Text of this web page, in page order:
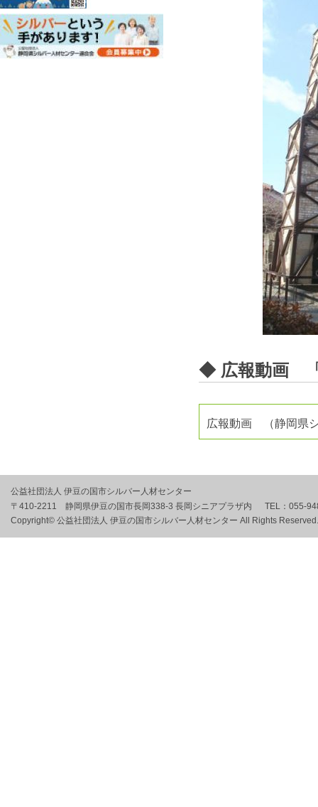
◆ 広報動画
広報動画 （静岡県
公益社団法人 伊豆の国市シルバー人材センター
〒410-2211 静岡県伊豆の国市長岡338-3 長岡シニアプラザ内
TEL： 055-
Copyright© 公益社団法人 伊豆の国市シルバー人材センター All Rights Reserved.